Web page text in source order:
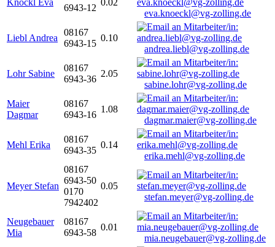
Knöckl Eva
6943-12
0.02
eva.knoeckl@vg-zolling.de
Liebl Andrea
08167
6943-15
0.10
andrea.liebl@vg-zolling.de
Lohr Sabine
08167
6943-36
2.05
sabine.lohr@vg-zolling.de
Maier
Dagmar
08167
6943-16
1.08
dagmar.maier@vg-zolling.de
Mehl Erika
08167
6943-35
0.14
erika.mehl@vg-zolling.de
Meyer Stefan
08167
6943-50
0170
7942402
0.05
stefan.meyer@vg-zolling.de
Neugebauer
Mia
08167
6943-58
0.01
mia.neugebauer@vg-zolling.de